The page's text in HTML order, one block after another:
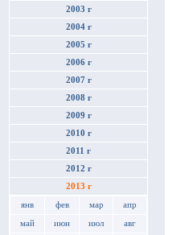
2003 г
2004 г
2005 г
2006 г
2007 г
2008 г
2009 г
2010 г
2011 г
2012 г
2013 г
янв фев мар апр
май июн июл авг